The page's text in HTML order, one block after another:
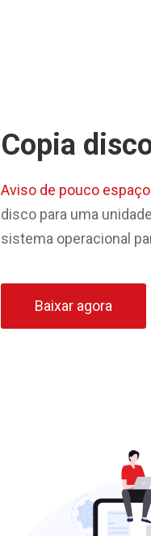
Copia
Aviso de pouco
disco para uma
sistema operacional
Baixar agora